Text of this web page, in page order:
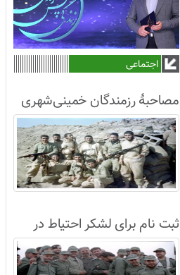
اجتماعی
مصاحبۀ رزمندگان خمینی‌شهری
لشکر8 در سال63+فیلم
ثبت نام برای لشکر احتیاط در
نجف آباد